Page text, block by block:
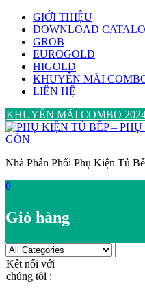
Skip
content
GIỚI THIỆU
DOWNLOAD
GROB
EUROGOLD
HIGOLD
KHUYẾN MÃI
LIÊN HỆ
KHUYẾN MÃI COMBO
Nhà Phân Phối Phụ Kiện Tủ
0
Giỏ hàng
Kết nối với
chúng tôi :